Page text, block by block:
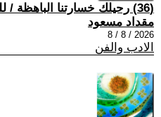
(36) رحيلك خسارتنا الباهظة / للشاعر صبيح عمر
مقداد مسعود
2026 / 8 / 8
الادب والفن